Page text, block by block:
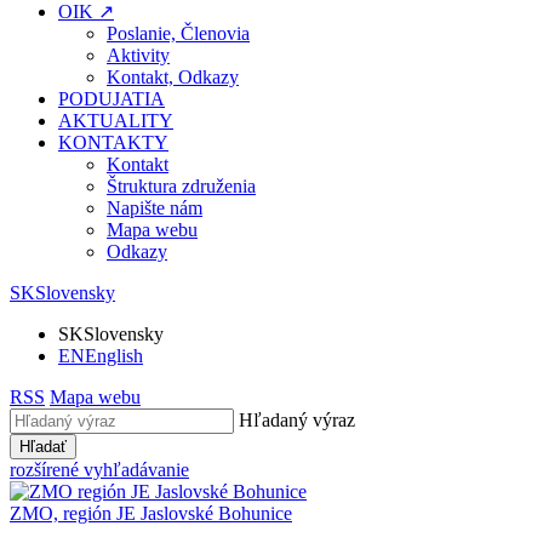
OIK ↗
Poslanie, Členovia
Aktivity
Kontakt, Odkazy
PODUJATIA
AKTUALITY
KONTAKTY
Kontakt
Štruktura združenia
Napište nám
Mapa webu
Odkazy
SKSlovensky
SKSlovensky
ENEnglish
RSS Mapa webu
Hľadaný výraz
Hľadať
rozšírené vyhľadávanie
ZMO, región JE Jaslovské Bohunice